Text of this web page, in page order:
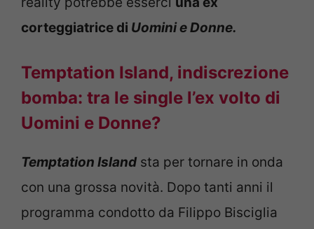
corteggiatrice di Uomini e Donne.
Temptation Island, indiscrezione
bomba: tra le single l’ex volto di
Uomini e Donne?
Temptation Island sta per tornare in onda
con una grossa novità. Dopo tanti anni il
programma condotto da Filippo Bisciglia